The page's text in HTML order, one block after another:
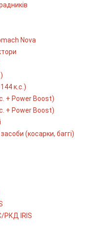
Nova
к.с.)
+ Power Boost)
+ Power Boost)
(косарки, баггі)
РКД IRIS